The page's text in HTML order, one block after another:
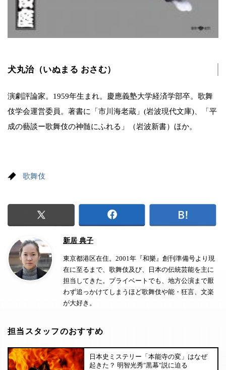
犬丸治（いぬまる おさむ）
演劇評論家。1959年生まれ。慶應義塾大学経済学部卒。歌舞
伎学会運営委員。著書に「市川海老蔵」(岩波現代文庫)、「平
成の藝談ー歌舞伎の神髄にふれる」（岩波新書）ほか。
歌舞伎
新居 典子
東京都港区在住。2001年『和樂』創刊準備号より現
在に至るまで、歌舞伎及び、日本の伝統芸能を主に
担当してきた。プライベートでも、地方公演まで厭
わず追っかけてしまうほど歌舞伎や能・狂言、文楽
が大好き。
担当スタッフのおすすめ
日本史ミステリー「本能寺の変」はなぜ
起きた？ 明智光秀"黒幕"説に迫る